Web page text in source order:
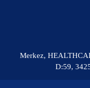
Merkez,
D:59,